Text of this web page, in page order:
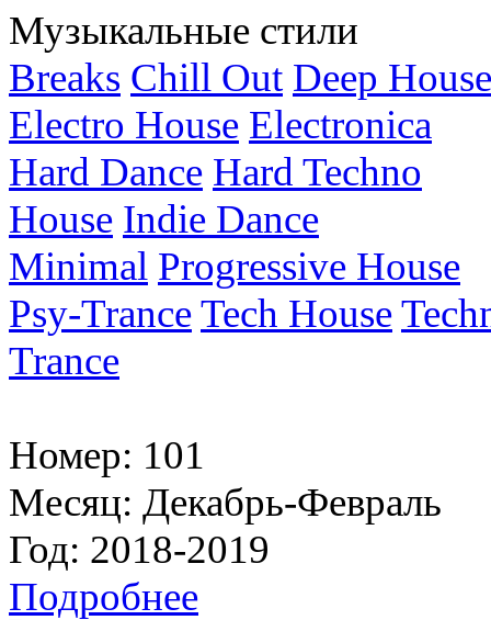
Музыкальные стили
Breaks Chill Out Deep House
Electro House Electronica
Hard Dance Hard Techno
House Indie Dance
Minimal Progressive House
Psy-TranceTech House
Trance
Номер: 101
Месяц: Декабрь-Февраль
Год: 2018-2019
Подробнее